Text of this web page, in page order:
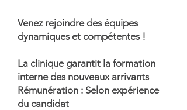
Venez rejoindre des équipes
dynamiques et compétentes !
La clinique garantit la formation
interne des nouveaux arrivants
Rémunération : Selon expérience
du candidat